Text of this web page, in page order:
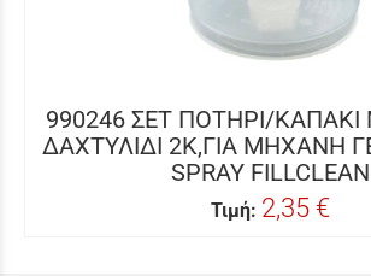
990246 ΣΕΤ ΠΟΤΗΡΙ/ΚΑΠΑΚΙ
ΔΑΧΤΥΛΙΔΙ 2K,ΓΙΑ ΜΗΧΑΝΗ
SPRAY FILLCLEAN
Τιμή: 2,35 €